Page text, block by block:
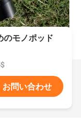
のモノポッド
お問い合わせ